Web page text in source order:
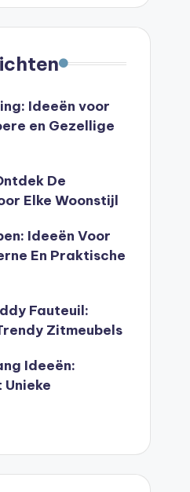
Ideeën voor
en Gezellige
De
Elke Woonstijl
Ideeën Voor
En Praktische
Fauteuil:
Zitmeubels
Ideeën: